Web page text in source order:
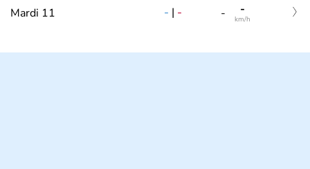
Mardi 11 - | - - -
km/h